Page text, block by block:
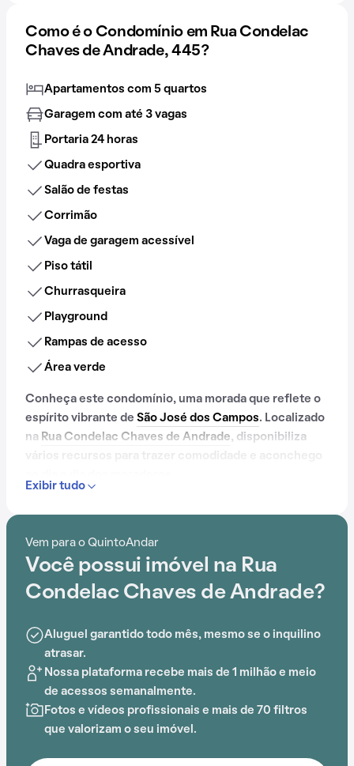
Como é o Condomínio em Rua Condelac
Chaves de Andrade, 445?
Apartamentos com 5 quartos
Garagem com até 3 vagas
Portaria 24 horas
Quadra esportiva
Salão de festas
Corrimão
Vaga de garagem acessível
Piso tátil
Churrasqueira
Playground
Rampas de acesso
Área verde
Conheça este condomínio, uma morada que reflete o
espírito vibrante de São José dos Campos. Localizado
na Rua Condelac Chaves de Andrade, disponibiliza
Contando com portaria 24 horas, quadra esportiva,
condomínio é preparado para atender às
necessidades dos moradores que buscam lazer e
conforto em um só lugar.
A proximidade com Método DeRose Urbanova
acrescenta praticidade e comodidade na rotina dos
que residem no local.
Exibir tudo
Vem para o QuintoAndar
Você possui imóvel na Rua
Condelac Chaves de Andrade?
Aluguel garantido todo mês, mesmo se o inquilino
atrasar.
Nossa plataforma recebe mais de 1 milhão e meio
de acessos semanalmente.
Fotos e vídeos profissionais e mais de 70 filtros
que valorizam o seu imóvel.